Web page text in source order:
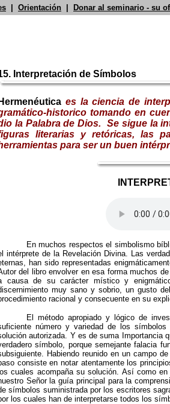
Orientación Donar al seminario - su
Interpretación de Símbolos
Hermenéutica es la ciencia de
historico tomando en
la Palabra de Dios. Se sigue la
literarias y retóricas, las
para ser un buen
En muchos respectos el simbolismo
intérprete de la Revelación Divina. Las
han sido representadas
del libro envolver en esa forma muchos
causa de su carácter místico y
muy sano y sobrio, un gusto
racional y consecuente en su
El método apropiado y lógico de
número y variedad de los
autorizada. Y es de suma Importancia
símbolo, porque semejante falacia
Habiendo reunido en un campo
consiste en notar atentamente los
los cuales acompaña su solución. Así como
Señor la guía principal para la
símbolos suministrada por los escritores
los cuales han de inter­pretarse todos los